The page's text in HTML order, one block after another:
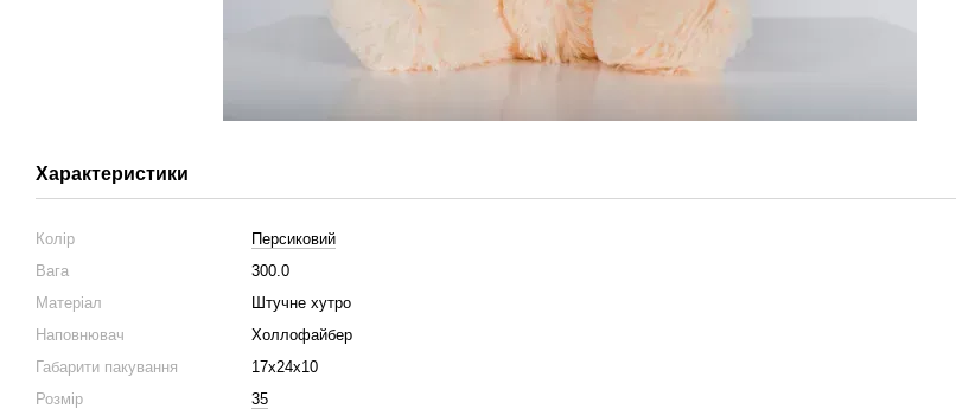
Характеристики
Колір
Персиковий
Вага
300.0
Матеріал
Штучне хутро
Наповнювач
Холлофайбер
Габарити пакування
17х24х10
Розмір
35